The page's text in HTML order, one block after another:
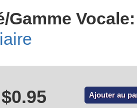
Gamme Vocale:
$0.95